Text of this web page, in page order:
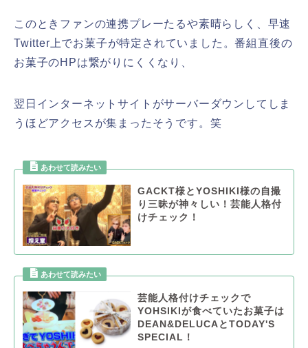
このときファンの連携プレーたるや素晴らしく、早速
Twitter上でお菓子が特定されていました。番組直後の
お菓子のHPは繋がりにくくなり、
翌日インターネットサイトがサーバーダウンしてしま
うほどアクセスが集まったそうです。笑
GACKT様とYOSHIKI様の自撮
り三昧が神々しい！芸能人格付
けチェック！
芸能人格付けチェックで
YOHSIKIが食べていたお菓子は
DEAN&DELUCAとTODAY'S
SPECIAL！